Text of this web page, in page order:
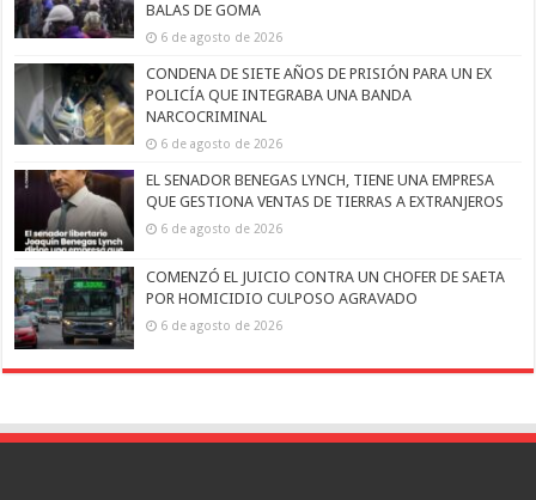
BALAS DE GOMA
6 de agosto de 2026
CONDENA DE SIETE AÑOS DE PRISIÓN PARA UN EX
POLICÍA QUE INTEGRABA UNA BANDA
NARCOCRIMINAL
6 de agosto de 2026
EL SENADOR BENEGAS LYNCH, TIENE UNA EMPRESA
QUE GESTIONA VENTAS DE TIERRAS A EXTRANJEROS
6 de agosto de 2026
COMENZÓ EL JUICIO CONTRA UN CHOFER DE SAETA
POR HOMICIDIO CULPOSO AGRAVADO
6 de agosto de 2026